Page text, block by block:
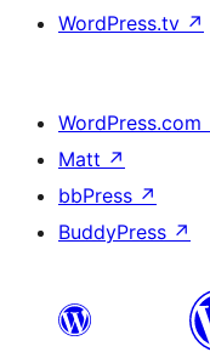
WordPress.tv ↗
WordPress.com
Matt ↗
bbPress ↗
BuddyPress ↗